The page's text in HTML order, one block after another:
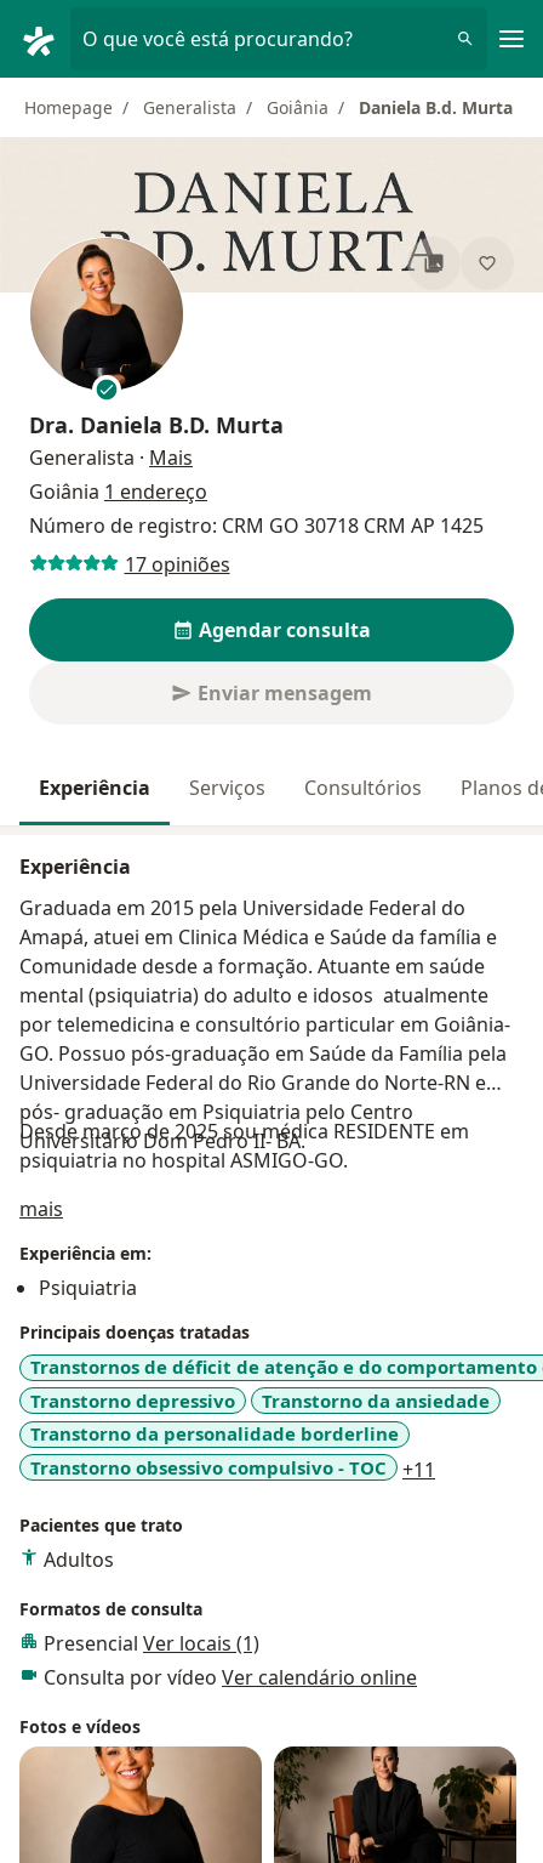
O que você está procurando?
Homepage Generalista Goiânia Daniela B.d. Murta
Dra. Daniela B.D. Murta
Generalista · Mais
Goiânia 1 endereço
Número de registro: CRM GO 30718 CRM AP 1425
17 opiniões
Agendar consulta
Enviar mensagem
Experiência Serviços Consultórios Planos
Experiência
Graduada em 2015 pela Universidade Federal do
Amapá, atuei em Clinica Médica e Saúde da família e
Comunidade desde a formação. Atuante em saúde
mental (psiquiatria) do adulto e idosos atualmente
por telemedicina e consultório particular em Goiânia-
GO. Possuo pós-graduação em Saúde da Família pela
Universidade Federal do Rio Grande do Norte-RN e
pós- graduação em Psiquiatria pelo Centro
Universitário Dom Pedro II- BA.
Desde março de 2025 sou médica RESIDENTE em
psiquiatria no hospital ASMIGO-GO.
mais
Experiência em:
Psiquiatria
Principais doenças tratadas
Transtornos de déficit de atenção e do
Transtorno depressivo
Transtorno da ansiedade
Transtorno da personalidade borderline
Transtorno obsessivo compulsivo - TOC
+11
Pacientes que trato
Adultos
Formatos de consulta
Presencial Ver locais (1)
Consulta por vídeo Ver calendário online
Fotos e vídeos